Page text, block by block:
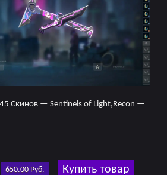
Скинов — Sentinels of Light,Recon —
650.00 Руб. Купить товар